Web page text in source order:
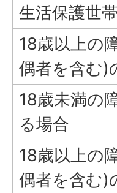
生活保護世帯
18歳以上の
偶者を含む)
18歳未満の
る場合
18歳以上の
偶者を含む)